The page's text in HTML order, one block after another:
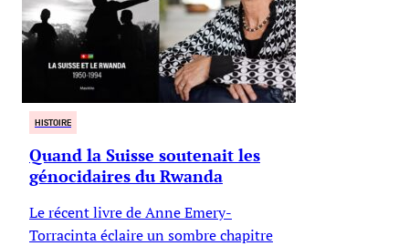
HISTOIRE
Quand la Suisse soutenait les
génocidaires du Rwanda
Le récent livre de Anne Emery-
Torracinta éclaire un sombre chapitre